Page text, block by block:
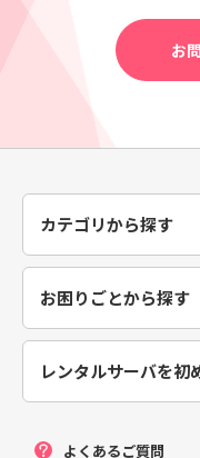
お
カテゴリから探す
お困りごとから探す
レンタルサーバを初
よくあるご質問